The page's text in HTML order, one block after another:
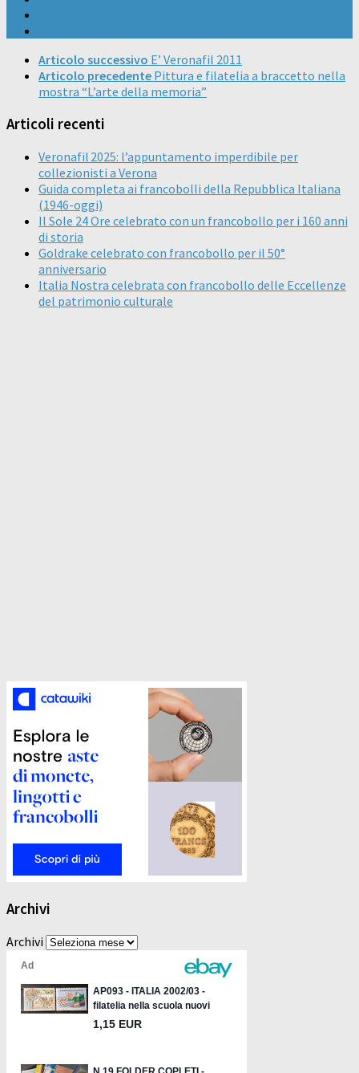
Articolo successivo E’ Veronafil 2011
Articolo precedente Pittura e filatelia a braccetto nella
mostra “L’arte della memoria”
Articoli recenti
Veronafil 2025: l’appuntamento imperdibile per
collezionisti a Verona
Guida completa ai francobolli della Repubblica Italiana
(1946-oggi)
Il Sole 24 Ore celebrato con un francobollo per i 160 anni
di storia
Goldrake celebrato con francobollo per il 50°
anniversario
Italia Nostra celebrata con francobollo delle Eccellenze
del patrimonio culturale
Archivi
Archivi